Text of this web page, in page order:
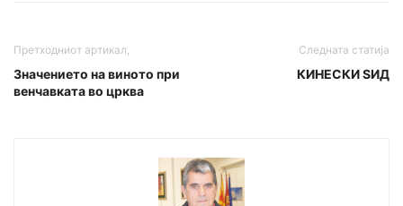
Претходниот артикал,
Значението на винотo при
венчавката во црква
Следната статија
КИНЕСКИ ЅИД